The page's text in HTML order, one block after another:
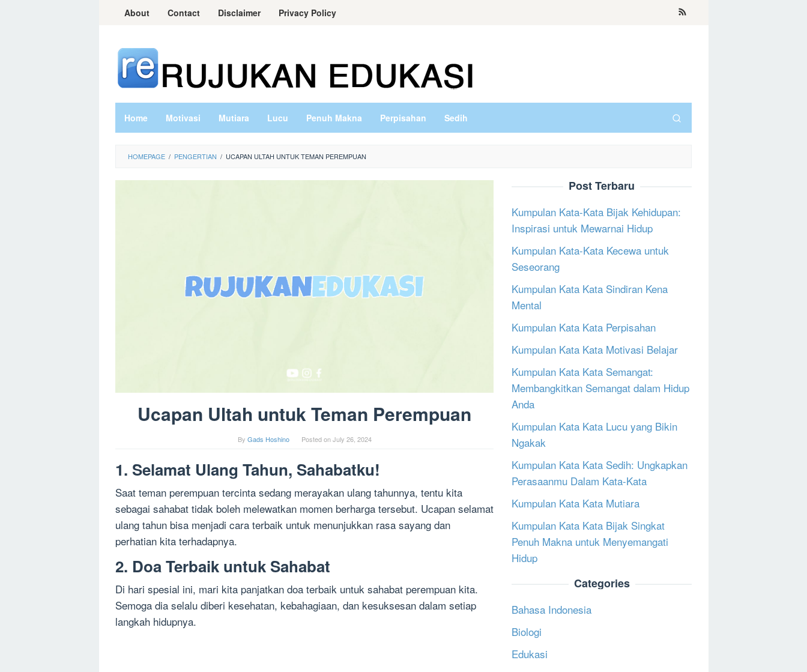
About Contact Disclaimer Privacy Policy
Home Motivasi Mutiara Lucu Penuh Makna Perpisahan Sedih
HOMEPAGE / PENGERTIAN / UCAPAN ULTAH UNTUK TEMAN PEREMPUAN
Ucapan Ultah untuk Teman Perempuan
By Gads Hoshino Posted onJuly 26, 2024
1. Selamat Ulang Tahun, Sahabatku!
Saat teman perempuan tercinta sedang merayakan ulang tahunnya, tentu kita
sebagai sahabat tidak boleh melewatkan momen berharga tersebut. Ucapan selamat
ulang tahun bisa menjadi cara terbaik untuk menunjukkan rasa sayang dan
perhatian kita terhadapnya.
2. Doa Terbaik untuk Sahabat
Di hari spesial ini, mari kita panjatkan doa terbaik untuk sahabat perempuan kita.
Semoga dia selalu diberi kesehatan, kebahagiaan, dan kesuksesan dalam setiap
langkah hidupnya.
Post Terbaru
Kumpulan Kata-Kata Bijak Kehidupan:
Inspirasi untuk Mewarnai Hidup
Kumpulan Kata-Kata Kecewa untuk
Seseorang
Kumpulan Kata Kata Sindiran Kena
Mental
Kumpulan Kata Kata Perpisahan
Kumpulan Kata Kata Motivasi Belajar
Kumpulan Kata Kata Semangat:
Membangkitkan Semangat dalam Hidup
Anda
Kumpulan Kata Kata Lucu yang Bikin
Ngakak
Kumpulan Kata Kata Sedih: Ungkapkan
Perasaanmu Dalam Kata-Kata
Kumpulan Kata Kata Mutiara
Kumpulan Kata Kata Bijak Singkat
Penuh Makna untuk Menyemangati
Hidup
Categories
Bahasa Indonesia
Biologi
Edukasi